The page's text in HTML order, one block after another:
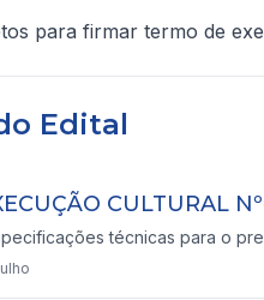
para firmar termo de
Edital
CULTURAL
técnicas para o